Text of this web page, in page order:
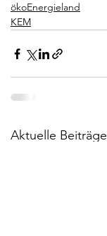
ökoEnergieland
KEM
Aktuelle Beiträge